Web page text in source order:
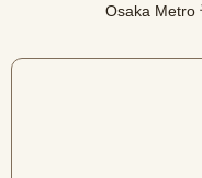
Osaka Metro